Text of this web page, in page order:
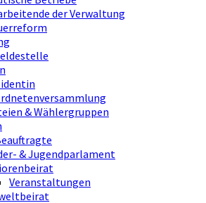
der Verwaltung
& Wählergruppen
& Jugendparlament
Veranstaltungen